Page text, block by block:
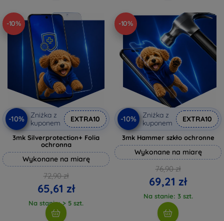
-10%
-10%
Zniżka z
kuponem
EXTRA10
3mk Silverprotection+ Folia
ochronna
Wykonane na miarę
72,90 zł
65,61 zł
Na stanie: > 5 szt.
-10%
-10%
Zniżka z
kuponem
EXTRA10
3mk Hammer szkło ochronne
Wykonane na miarę
76,90 zł
69,21 zł
Na stanie: 3 szt.